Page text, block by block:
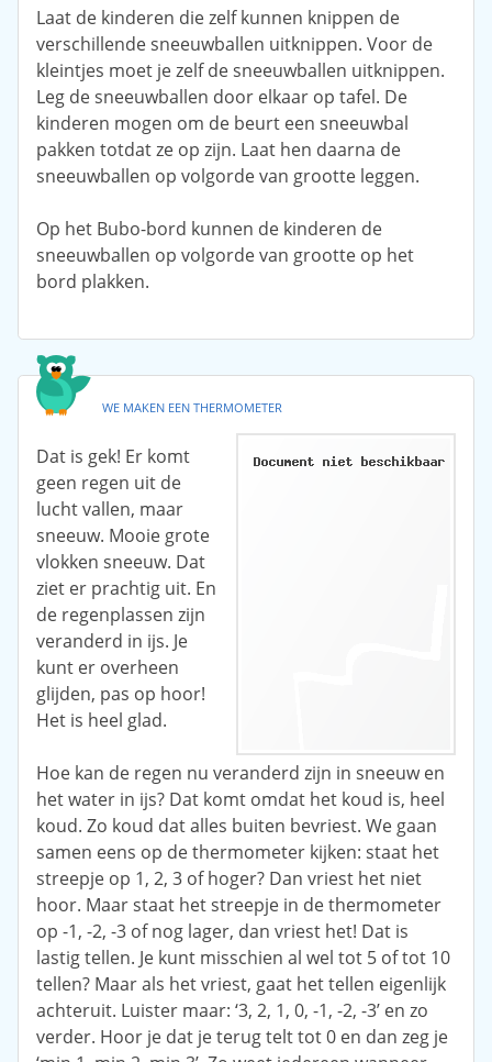
Laat de kinderen die zelf kunnen knippen de
verschillende sneeuwballen uitknippen. Voor de
kleintjes moet je zelf de sneeuwballen uitknippen.
Leg de sneeuwballen door elkaar op tafel. De
kinderen mogen om de beurt een sneeuwbal
pakken totdat ze op zijn. Laat hen daarna de
sneeuwballen op volgorde van grootte leggen.
Op het Bubo-bord kunnen de kinderen de
sneeuwballen op volgorde van grootte op het
bord plakken.
WE MAKEN EEN THERMOMETER
Dat is gek! Er komt
geen regen uit de
lucht vallen, maar
sneeuw. Mooie grote
vlokken sneeuw. Dat
ziet er prachtig uit. En
de regenplassen zijn
veranderd in ijs. Je
kunt er overheen
glijden, pas op hoor!
Het is heel glad.
Hoe kan de regen nu veranderd zijn in sneeuw en
het water in ijs? Dat komt omdat het koud is, heel
koud. Zo koud dat alles buiten bevriest. We gaan
samen eens op de thermometer kijken: staat het
streepje op 1, 2, 3 of hoger? Dan vriest het niet
hoor. Maar staat het streepje in de thermometer
op -1, -2, -3 of nog lager, dan vriest het! Dat is
lastig tellen. Je kunt misschien al wel tot 5 of tot 10
tellen? Maar als het vriest, gaat het tellen eigenlijk
achteruit. Luister maar: ‘3, 2, 1, 0, -1, -2, -3’ en zo
verder. Hoor je dat je terug telt tot 0 en dan zeg je